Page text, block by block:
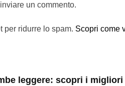
un commento.
per ridurre lo spam. Scopri come
leggere: scopri i migliori